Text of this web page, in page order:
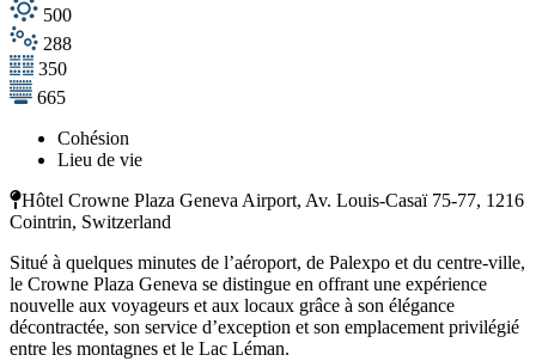
500
288
350
665
Cohésion
Lieu de vie
Hôtel Crowne Plaza Geneva Airport, Av. Louis-Casaï 75-77, 1216
Cointrin, Switzerland
Situé à quelques minutes de l’aéroport, de Palexpo et du centre-ville,
le Crowne Plaza Geneva se distingue en offrant une expérience
nouvelle aux voyageurs et aux locaux grâce à son élégance
décontractée, son service d’exception et son emplacement privilégié
entre les montagnes et le Lac Léman.